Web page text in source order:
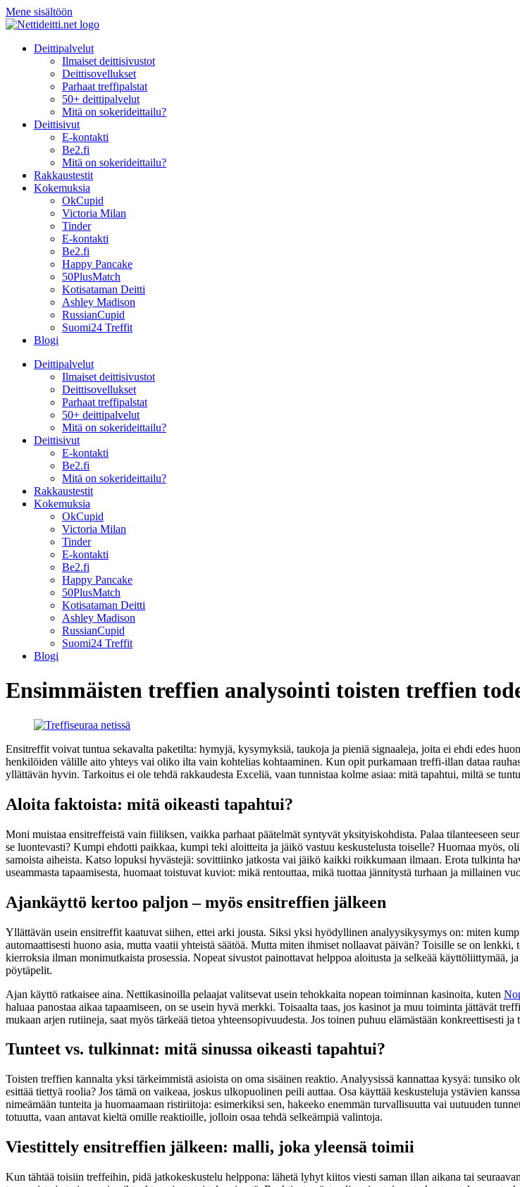
Mene sisältöön
Deittipalvelut
Ilmaiset deittisivustot
Deittisovellukset
Parhaat treffipalstat
50+ deittipalvelut
Mitä on sokerideittailu?
Deittisivut
E-kontakti
Be2.fi
Mitä on sokerideittailu?
Rakkaustestit
Kokemuksia
OkCupid
Victoria Milan
Tinder
E-kontakti
Be2.fi
Happy Pancake
50PlusMatch
Kotisataman Deitti
Ashley Madison
RussianCupid
Suomi24 Treffit
Blogi
Deittipalvelut
Ilmaiset deittisivustot
Deittisovellukset
Parhaat treffipalstat
50+ deittipalvelut
Mitä on sokerideittailu?
Deittisivut
E-kontakti
Be2.fi
Mitä on sokerideittailu?
Rakkaustestit
Kokemuksia
OkCupid
Victoria Milan
Tinder
E-kontakti
Be2.fi
Happy Pancake
50PlusMatch
Kotisataman Deitti
Ashley Madison
RussianCupid
Suomi24 Treffit
Blogi
Ensimmäisten treffien analysointi toisten treffien
Ensitreffit voivat tuntua sekavalta paketilta: hymyjä, kysymyksiä, taukoja ja pieniä signaaleja, joita ei ehdi edes
henkilöiden välille aito yhteys vai oliko ilta vain kohtelias kohtaaminen. Kun opit purkamaan treffi-illan dataa
yllättävän hyvin. Tarkoitus ei ole tehdä rakkaudesta Exceliä, vaan tunnistaa kolme asiaa: mitä tapahtui, miltä se
Aloita faktoista: mitä oikeasti tapahtui?
Moni muistaa ensitreffeistä vain fiiliksen, vaikka parhaat päätelmät syntyvät yksityiskohdista. Palaa tilanteeseen
se luontevasti? Kumpi ehdotti paikkaa, kumpi teki aloitteita ja jäikö vastuu keskustelusta toiselle? Huomaa myös,
samoista aiheista. Katso lopuksi hyvästejä: sovittiinko jatkosta vai jäikö kaikki roikkumaan ilmaan. Erota tulkinta
useammasta tapaamisesta, huomaat toistuvat kuviot: mikä rentouttaa, mikä tuottaa jännitystä turhaan ja millainen
Ajankäyttö kertoo paljon – myös ensitreffien jälkeen
Yllättävän usein ensitreffit kaatuvat siihen, ettei arki jousta. Siksi yksi hyödyllinen analyysikysymys on: miten
automaattisesti huono asia, mutta vaatii yhteistä säätöä. Mutta miten ihmiset nollaavat päivän? Toisille se on
kierroksia ilman monimutkaista prosessia. Nopeat sivustot painottavat helppoa aloitusta ja selkeää
pöytäpelit.
Ajan käyttö ratkaisee aina. Nettikasinoilla pelaajat valitsevat usein tehokkaita nopean toiminnan kasinoita, kuten
haluaa panostaa aikaa tapaamiseen, on se usein hyvä merkki. Toisaalta taas, jos kasinot ja muu toiminta jättävät
mukaan arjen rutiineja, saat myös tärkeää tietoa yhteensopivuudesta. Jos toinen puhuu elämästään konkreettisesti
Tunteet vs. tulkinnat: mitä sinussa oikeasti tapahtui?
Toisten treffien kannalta yksi tärkeimmistä asioista on oma sisäinen reaktio. Analyysissä kannattaa kysyä:
esittää tiettyä roolia? Jos tämä on vaikeaa, joskus ulkopuolinen peili auttaa. Osa käyttää keskusteluja ystävien
nimeämään tunteita ja huomaamaan ristiriitoja: esimerkiksi sen, hakeeko enemmän turvallisuutta vai uutuuden
totuutta, vaan antavat kieltä omille reaktioille, jolloin osaa tehdä selkeämpiä valintoja.
Viestittely ensitreffien jälkeen: malli, joka yleensä toimii
Kun tähtää toisiin treffeihin, pidä jatkokeskustelu helppona: lähetä lyhyt kiitos viesti saman illan aikana tai